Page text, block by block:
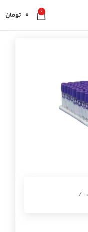
0
0 تومان